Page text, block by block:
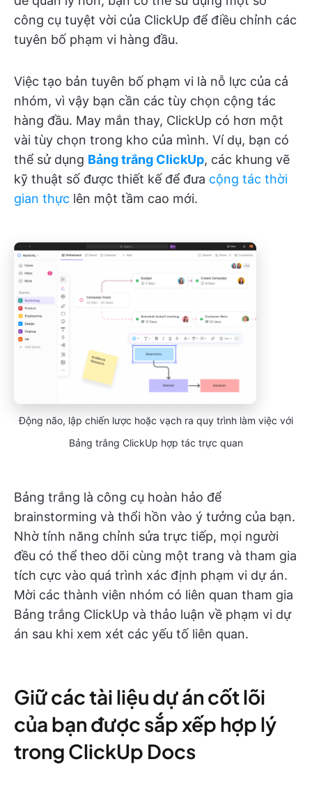
công cụ tuyệt vời của ClickUp để điều chỉnh các
tuyên bố phạm vi hàng đầu.
Việc tạo bản tuyên bố phạm vi là nỗ lực của cả
nhóm, vì vậy bạn cần các tùy chọn cộng tác
hàng đầu. May mắn thay, ClickUp có hơn một
vài tùy chọn trong kho của mình. Ví dụ, bạn có
thể sử dụng Bảng trắng ClickUp, các khung vẽ
kỹ thuật số được thiết kế để đưa cộng tác thời
gian thực lên một tầm cao mới.
Động não, lập chiến lược hoặc vạch ra quy trình làm việc với
Bảng trắng ClickUp hợp tác trực quan
Bảng trắng là công cụ hoàn hảo để
brainstorming và thổi hồn vào ý tưởng của bạn.
Nhờ tính năng chỉnh sửa trực tiếp, mọi người
đều có thể theo dõi cùng một trang và tham gia
tích cực vào quá trình xác định phạm vi dự án.
Mời các thành viên nhóm có liên quan tham gia
Bảng trắng ClickUp và thảo luận về phạm vi dự
án sau khi xem xét các yếu tố liên quan.
Giữ các tài liệu dự án cốt lõi
của bạn được sắp xếp hợp lý
trong ClickUp Docs